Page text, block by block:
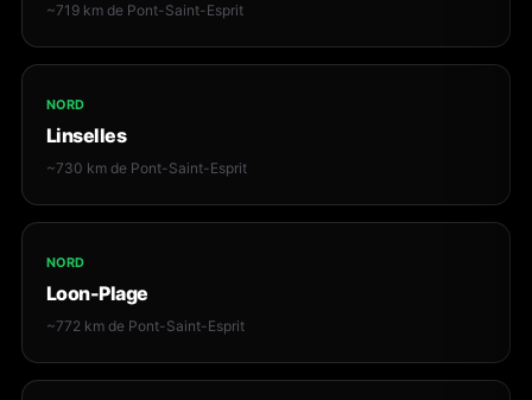
~719 km de Pont-Saint-Esprit
NORD
Linselles
~730 km de Pont-Saint-Esprit
NORD
Loon-Plage
~772 km de Pont-Saint-Esprit